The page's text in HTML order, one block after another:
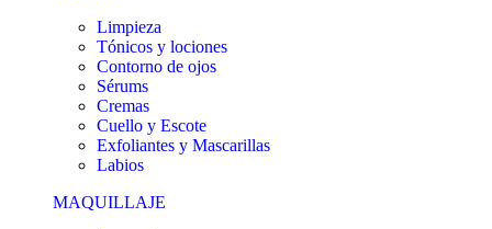
Limpieza
Tónicos y lociones
Contorno de ojos
Sérums
Cremas
Cuello y Escote
Exfoliantes y Mascarillas
Labios
MAQUILLAJE